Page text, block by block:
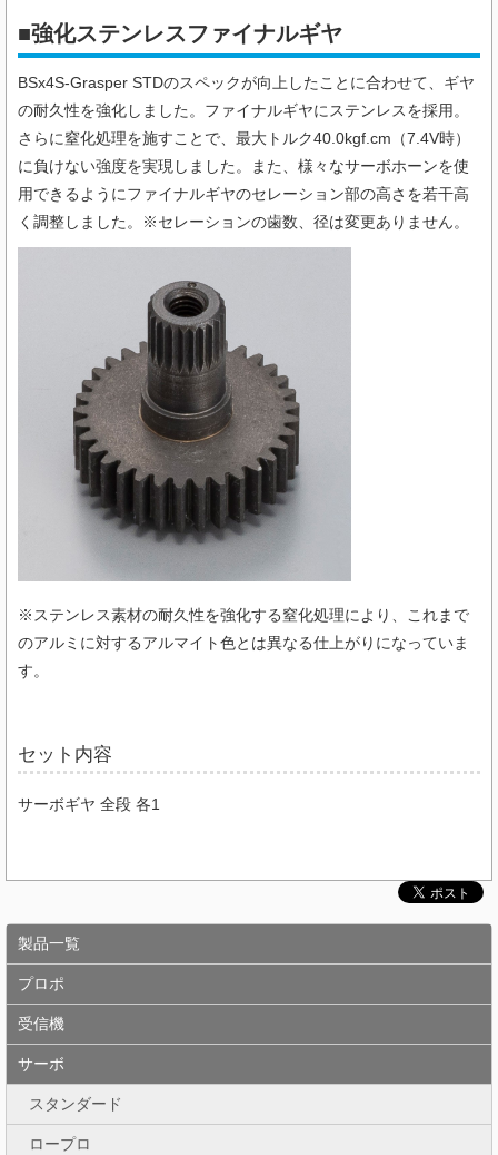
■強化ステンレスファイナルギヤ
BSx4S-Grasper STDのスペックが向上したことに合わせて、ギヤ
の耐久性を強化しました。ファイナルギヤにステンレスを採用。
さらに窒化処理を施すことで、最大トルク40.0kgf.cm（7.4V時）
に負けない強度を実現しました。また、様々なサーボホーンを使
用できるようにファイナルギヤのセレーション部の高さを若干高
く調整しました。※セレーションの歯数、径は変更ありません。
※ステンレス素材の耐久性を強化する窒化処理により、これまで
のアルミに対するアルマイト色とは異なる仕上がりになっていま
す。
セット内容
サーボギヤ 全段 各1
製品一覧
プロポ
受信機
サーボ
スタンダード
ロープロ